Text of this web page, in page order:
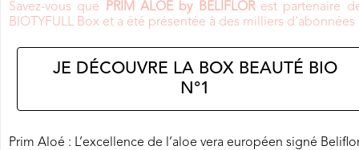
Savez-vous que PRIM ALOE by BELIFLORest partenaire
BIOTYFULL Box et a été présentée à des milliers d'abonnées
JE DÉCOUVRE LA BOX BEAUTÉ BIO
N°1
Prim Aloé : L’excellence de l’aloe vera européen signé